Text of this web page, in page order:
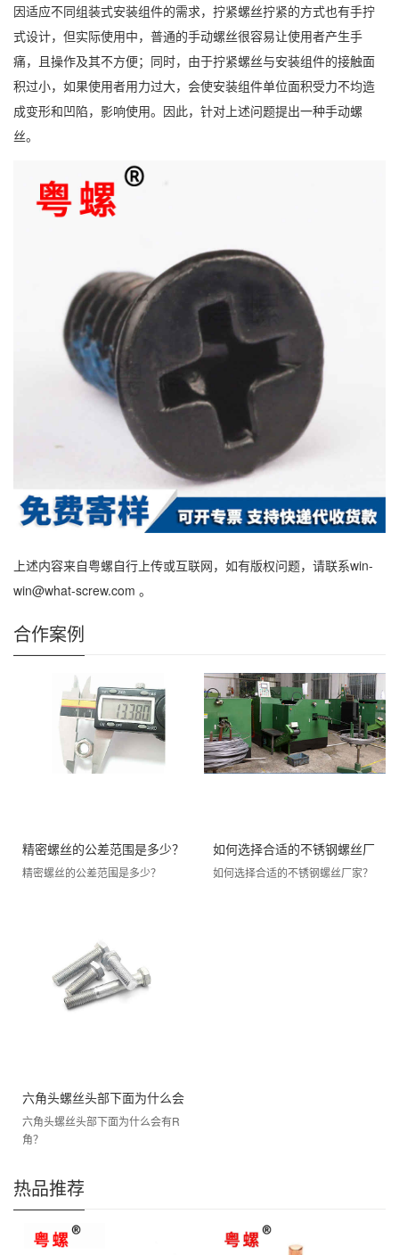
因适应不同组装式安装组件的需求，拧紧螺丝拧紧的方式也有手拧
式设计，但实际使用中，普通的手动螺丝很容易让使用者产生手
痛，且操作及其不方便；同时，由于拧紧螺丝与安装组件的接触面
积过小，如果使用者用力过大，会使安装组件单位面积受力不均造
成变形和凹陷，影响使用。因此，针对上述问题提出一种手动螺
丝。
上述内容来自粤螺自行上传或互联网，如有版权问题，请联系win-
win@what-screw.com 。
合作案例
精密螺丝的公差范围是多少？
精密螺丝的公差范围是多少？
如何选择合适的不锈钢螺丝厂
家？
如何选择合适的不锈钢螺丝厂家？
六角头螺丝头部下面为什么会
有R角？
六角头螺丝头部下面为什么会有R
角？
热品推荐